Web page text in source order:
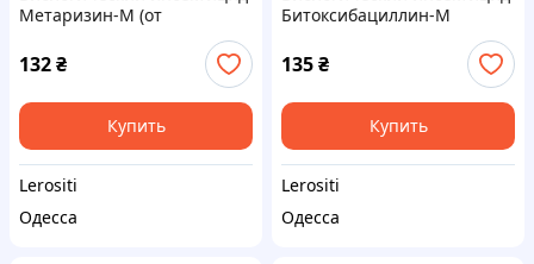
Метаризин-М (от
Metarhizium anisopliae)
132₴
Купить
Lerositi
Одесса
Битоксибациллин-М
Bacillus thuringiensis)
135₴
Купить
Lerositi
Одесса